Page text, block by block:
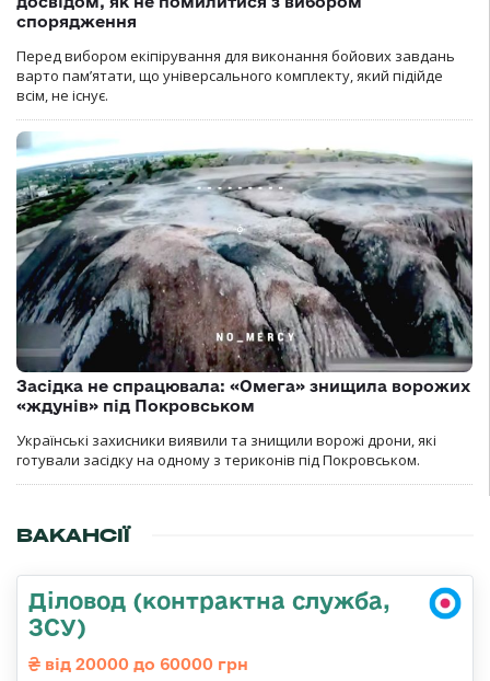
спорядження
Перед вибором екіпірування для виконання бойових завдань
варто пам’ятати, що універсального комплекту, який підійде
всім, не існує.
Засідка не спрацювала: «Омега» знищила ворожих
«ждунів» під Покровськом
Українські захисники виявили та знищили ворожі дрони, які
готували засідку на одному з териконів під Покровськом.
ВАКАНСІЇ
Діловод (контрактна служба,
ЗСУ)
від 20000 до 60000 грн